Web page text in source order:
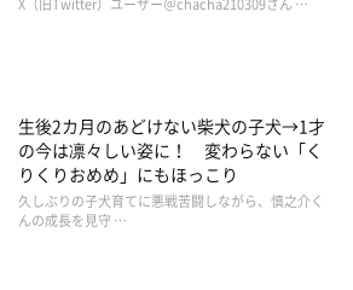
チンに立つ飼い主さんに、熱い視線を送
ですね♪
で遊ぶ？」と新入りの子犬を遊びに誘
X（旧Twitter）ユーザー＠chacha210309さん …
生後2カ月のあどけない柴犬の子犬→1才
の今は凛々しい姿に！ 変わらない「く
りくりおめめ」にもほっこり
久しぶりの子犬育てに悪戦苦闘しながら、慎之介く
んの成長を見守 …